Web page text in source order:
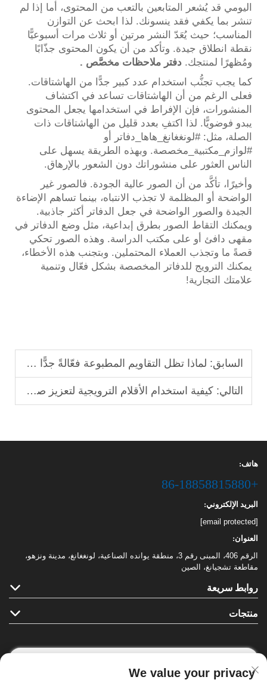
اليومي قد يُشعر المتابعين بالتعب من المحتوى، أما إذا لم
تنشر بما يكفي فقد ينسونك. لذا ابحث عن التوازن
المناسب؛ حيث يُعَدّ النشر مرتين أو ثلاث مرات أسبوعيًّا
نقطة انطلاق جيدة. وتأكد من أن يكون المحتوى جذّابًا
ومُظهرًا لمنتجك. دفتر ملاحظات مخصَّص .
كما يجب تجنُّب استخدام عدد كبير جدًّا من الهاشتاقات.
فعلى الرغم من أن الهاشتاقات تساعد في اكتشاف
المنشورات، فإن الإفراط في استخدامها يجعل المحتوى
يبدو فوضويًّا. لذا اكتفِ بعدد قليل من الهاشتاقات ذات
الصلة، مثل: #لونغغانغ_هاها_دفاتر أو
#لوازم_مكتبية_مخصصة. وبهذه الطريقة يسهل على
الناس العثور على منشوراتك دون الشعور بالإرهاق.
وأخيرًا، تأكَّد من أن الصور عالية الجودة. فالصور غير
الواضحة أو المظلمة لا تجذب الانتباه، بينما تساهم الإضاءة
الجيدة والصور الواضحة في جعل الدفاتر أكثر جاذبية.
ويمكنك التقاط الصور بطرق إبداعية، مثل وضع الدفاتر في
مقهى دافئ أو على مكتب الدراسة. وهذه الصور تحكي
قصةً ما وتجذب العملاء المحتملين. وبتجنب هذه الأخطاء،
يمكنك الترويج للدفاتر المخصصة بشكل فعّال وتنمية
علامتك التجارية!
السابق: لماذا تظل التقاويم المطبوعة فعّالةً جدًّا في تعزيز ظهور العلامة التجارية
التالي: كيفية استخدام الأقلام الترويجية لتعزيز صورة علامتك التجارية
هاتف:
+86-18858815880
البريد الإلكتروني:
[email protected]
العنوان:
الرقم 406، المبنى رقم 3، منطقة يوانده الصناعية، لونغغانغ، مدينة ونزهو،
مقاطعة تشجيانغ، الصين
روابط سريعة
منتجات
We value your privacy